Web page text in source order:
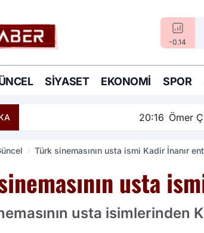
-0.14
SIYASET EKONOMI SPOR
Ömer Çelik: Terörsüz Türkiye
Türk sinemasının usta ismi Kadir İnanır
usta
usta isimlerinden